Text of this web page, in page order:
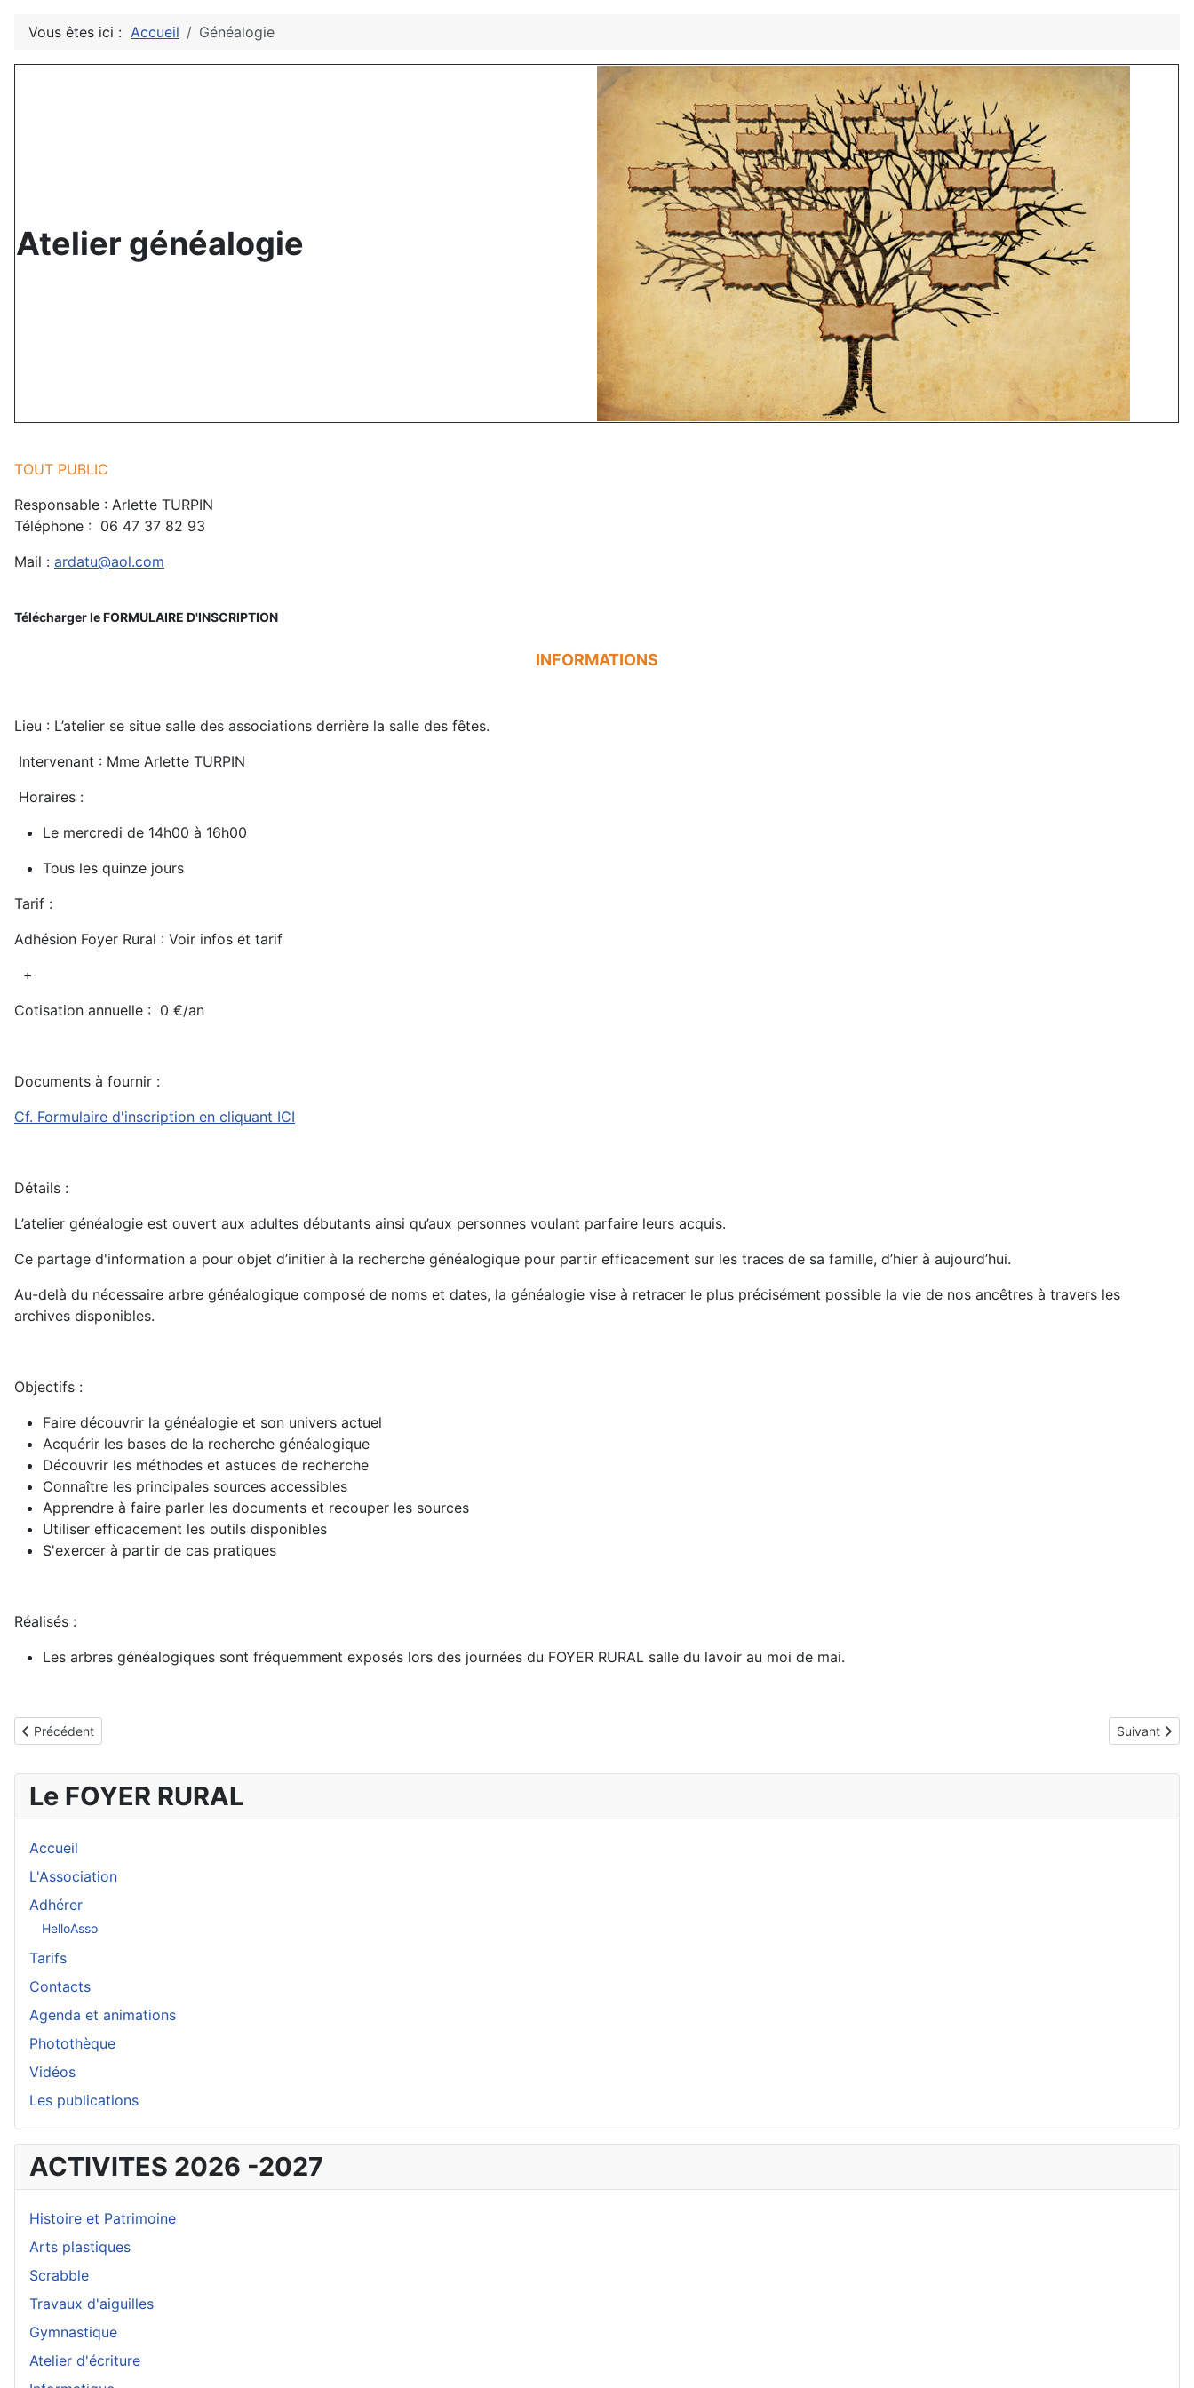
Vous êtes ici : Accueil Généalogie
Atelier généalogie
TOUT PUBLIC
Responsable : Arlette TURPIN
Téléphone : 06 47 37 82 93
Mail : ardatu@aol.com
Télécharger leFORMULAIRE D'INSCRIPTION
INFORMATIONS
Lieu : L’atelier se situe salle des associations derrière la salle des fêtes.
Intervenant : Mme Arlette TURPIN
Horaires :
Le mercredi de 14h00 à 16h00
Tous les quinze jours
Tarif :
Adhésion Foyer Rural : Voir infos et tarif
+
Cotisation annuelle : 0 €/an
Documents à fournir :
Cf. Formulaire d'inscription en cliquant ICI
Détails :
L’atelier généalogie est ouvert aux adultes débutants ainsi qu’aux personnes voulant parfaire leurs acquis.
Ce partage d'information a pour objet d’initier à la recherche généalogique pour partir efficacement sur les traces de sa famille, d’hier à aujourd’hui.
Au-delà du nécessaire arbre généalogique composé de noms et dates, la généalogie vise à retracer le plus précisément possible la vie de nos ancêtres à travers les
archives disponibles.
Objectifs :
Faire découvrir la généalogie et son univers actuel
Acquérir les bases de la recherche généalogique
Découvrir les méthodes et astuces de recherche
Connaître les principales sources accessibles
Apprendre à faire parler les documents et recouper les sources
Utiliser efficacement les outils disponibles
S'exercer à partir de cas pratiques
Réalisés :
Les arbres généalogiques sont fréquemment exposés lors des journées du FOYER RURAL salle du lavoir au moi de mai.
Article précédent : Section Généalogie
Précédent Article
Suivant
Le FOYER RURAL
Accueil
L'Association
Adhérer
HelloAsso
Tarifs
Contacts
Agenda et animations
Photothèque
Vidéos
Les publications
ACTIVITES 2026 -2027
Histoire et Patrimoine
Arts plastiques
Scrabble
Travaux d'aiguilles
Gymnastique
Atelier d'écriture